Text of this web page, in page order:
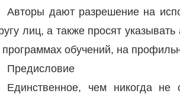
Авторы дают разрешение на
лиц, а также просят
программах обучений, на
Предисловие
Единственное, чем никогда не